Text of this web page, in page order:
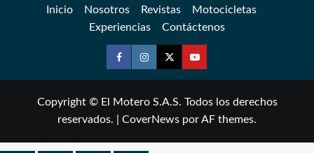
Inicio Nosotros Revistas
Motocicletas
Experiencias
Contáctenos
Copyright © El Motero S.A.S. Todos los derechos
reservados.
CoverNews por AF themes.